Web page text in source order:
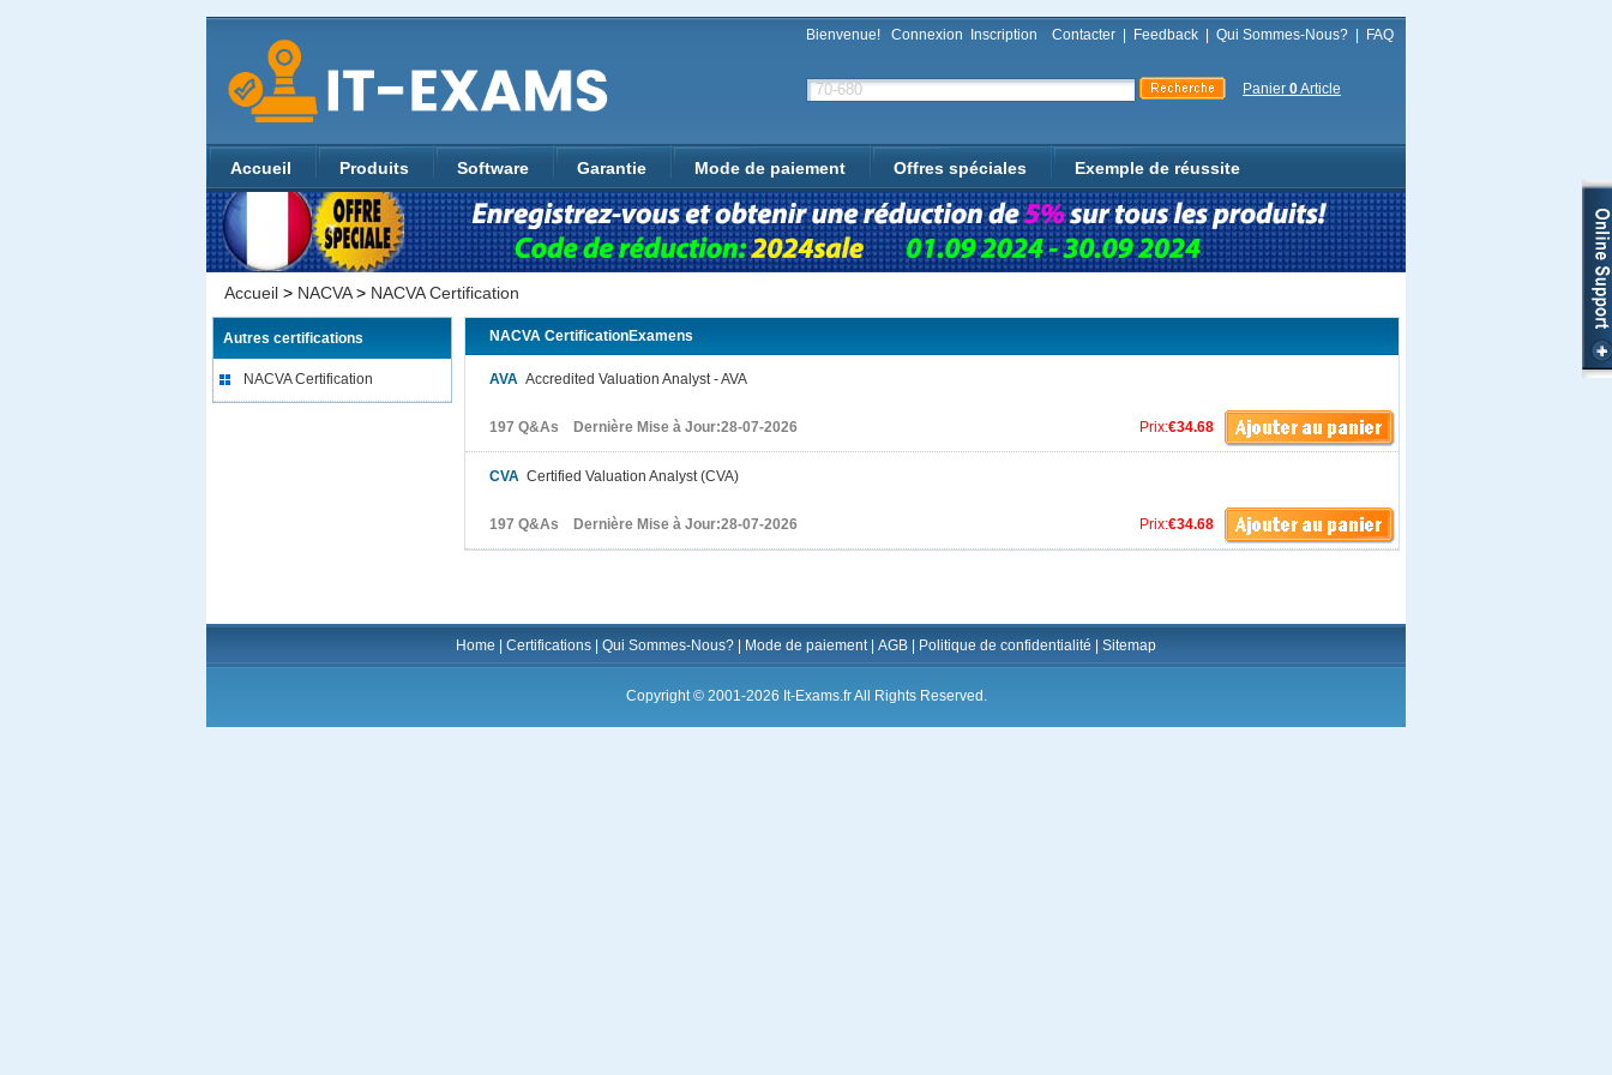
Bienvenue! Connexion Inscription Contacter Feedback Qui Sommes-Nous? FAQ
Panier 0Article
Accueil Produits Software Garantie Mode de paiement Offres spéciales Exemple de réussite
Accueil > NACVA> NACVA Certification
Autres certifications
NACVA Certification
NACVA CertificationExamens
AVA Accredited Valuation Analyst - AVA
Prix:€34.68
197 Q&As Dernière Mise à Jour:28-07-2026
CVA Certified Valuation Analyst (CVA)
Prix:€34.68
197 Q&As Dernière Mise à Jour:28-07-2026
Home Certifications Qui Sommes-Nous? Mode de paiement| AGB Politique de confidentialité Sitemap
Copyright © 2001-2026 It-Exams.fr All Rights Reserved.